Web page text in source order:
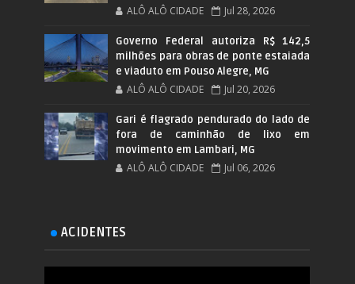
ALÔ ALÔ CIDADE Jul 28, 2026
Governo Federal autoriza R$ 142,5
milhões para obras de ponte estaiada
e viaduto em Pouso Alegre, MG
ALÔ ALÔ CIDADE Jul 20, 2026
Gari é flagrado pendurado do lado de
fora de caminhão de lixo em
movimento em Lambari, MG
ALÔ ALÔ CIDADE Jul 06, 2026
ACIDENTES